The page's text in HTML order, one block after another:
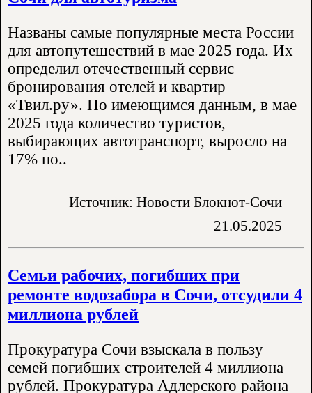
Названы самые популярные места России
для автопутешествий в мае 2025 года. Их
определил отечественный сервис
бронирования отелей и квартир
«Твил.ру». По имеющимся данным, в мае
2025 года количество туристов,
выбирающих автотранспорт, выросло на
17% по..
Источник: Новости Блокнот-Сочи
21.05.2025
Семьи рабочих, погибших при
ремонте водозабора в Сочи, отсудили 4
миллиона рублей
Прокуратура Сочи взыскала в пользу
семей погибших строителей 4 миллиона
рублей. Прокуратура Адлерского района